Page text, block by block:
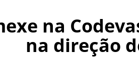
na
na direção